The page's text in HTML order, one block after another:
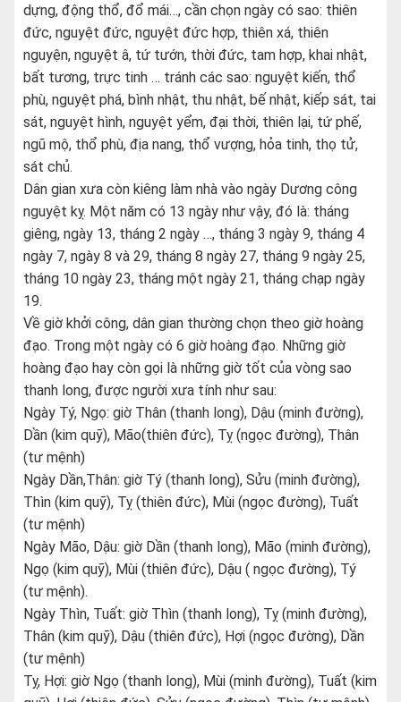
dựng, động thổ, đổ mái…, cần chọn ngày có sao: thiên
đức, nguyệt đức, nguyệt đức hợp, thiên xá, thiên
nguyện, nguyệt â, tứ tướn, thời đức, tam hợp, khai nhật,
bất tương, trực tinh … tránh các sao: nguyệt kiến, thổ
phù, nguyệt phá, bình nhật, thu nhật, bế nhật, kiếp sát, tai
sát, nguyệt hình, nguyệt yểm, đại thời, thiên lại, tứ phế,
ngũ mộ, thổ phù, địa nang, thổ vượng, hỏa tinh, thọ tử,
sát chủ.
Dân gian xưa còn kiêng làm nhà vào ngày Dương công
nguyệt kỵ. Một năm có 13 ngày như vậy, đó là: tháng
giêng, ngày 13, tháng 2 ngày …, tháng 3 ngày 9, tháng 4
ngày 7, ngày 8 và 29, tháng 8 ngày 27, tháng 9 ngày 25,
tháng 10 ngày 23, tháng một ngày 21, tháng chạp ngày
19.
Về giờ khởi công, dân gian thường chọn theo giờ hoàng
đạo. Trong một ngày có 6 giờ hoàng đạo. Những giờ
hoàng đạo hay còn gọi là những giờ tốt của vòng sao
thanh long, được người xưa tính như sau:
Ngày Tý, Ngọ: giờ Thân (thanh long), Dậu (minh đường),
Dần (kim quỹ), Mão(thiên đức), Tỵ (ngọc đường), Thân
(tư mệnh)
Ngày Dần,Thân: giờ Tý (thanh long), Sửu (minh đường),
Thìn (kim quỹ), Tỵ (thiên đức), Mùi (ngọc đường), Tuất
(tư mệnh)
Ngày Mão, Dậu: giờ Dần (thanh long), Mão (minh đường),
Ngọ (kim quỹ), Mùi (thiên đức), Dậu ( ngọc đường), Tý
(tư mệnh).
Ngày Thìn, Tuất: giờ Thìn (thanh long), Tỵ (minh đường),
Thân (kim quỹ), Dậu (thiên đức), Hợi (ngọc đường), Dần
(tư mệnh)
Tỵ, Hợi: giờ Ngọ (thanh long), Mùi (minh đường), Tuất (kim